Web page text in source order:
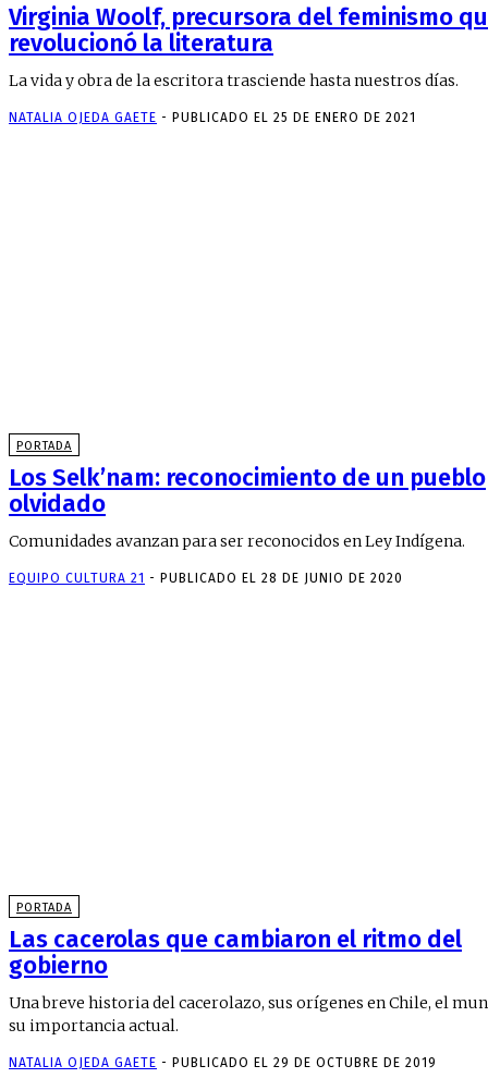
Virginia Woolf, precursora del feminismo
revolucionó la literatura
La vida y obra de la escritora trasciende hasta nuestros días.
NATALIA OJEDA GAETE - PUBLICADO EL 25 DE ENERO DE 2021
PORTADA
Los Selk’nam: reconocimiento de un pueblo
olvidado
Comunidades avanzan para ser reconocidos en Ley Indígena.
EQUIPO CULTURA 21 - PUBLICADO EL 28 DE JUNIO DE 2020
PORTADA
Las cacerolas que cambiaron el ritmo del
gobierno
Una breve historia del cacerolazo, sus orígenes en Chile, el
su importancia actual.
NATALIA OJEDA GAETE - PUBLICADO EL 29 DE OCTUBRE DE 2019